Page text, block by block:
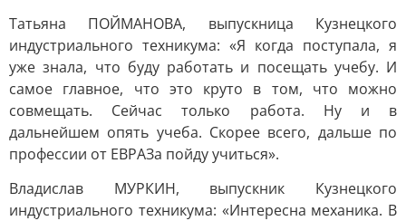
Татьяна ПОЙМАНОВА, выпускница Кузнецкого
индустриального техникума: «Я когда поступала, я
уже знала, что буду работать и посещать учебу. И
самое главное, что это круто в том, что можно
совмещать. Сейчас только работа. Ну и в
дальнейшем опять учеба. Скорее всего, дальше по
профессии от ЕВРАЗа пойду учиться».
Владислав МУРКИН, выпускник Кузнецкого
индустриального техникума: «Интересна механика. В